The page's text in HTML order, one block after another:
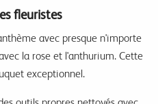
fleuristes
avec presque n'importe
la rose et l'anthurium. Cette
exceptionnel.